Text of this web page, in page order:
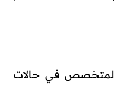
المتخصص في حالات